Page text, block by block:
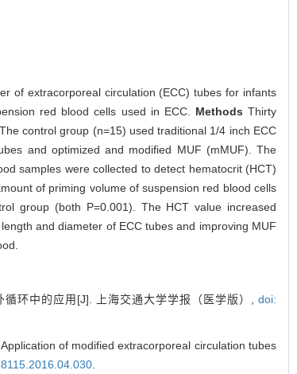
of extracorporeal circulation (ECC) tubes for infants
red blood cells used in ECC. Methods Thirty
control group (n=15) used traditional 1/4 inch ECC
and optimized and modified MUF (mMUF). The
samples were collected to detect hematocrit (HCT)
of priming volume of suspension red blood cells
group (both P=0.001). The HCT value increased
and diameter of ECC tubes and improving MUF
环中的应用[J]. 上海交通大学学报（医学版）, doi:
of modified extracorporeal circulation tubes
.